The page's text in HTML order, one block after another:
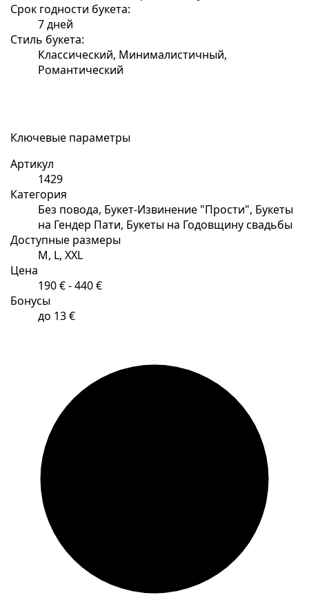
Срок годности букета:
7 дней
Стиль букета:
Классический, Минималистичный,
Романтический
Ключевые параметры
Артикул
1429
Категория
Без повода, Букет-Извинение "Прости", Букеты
на Гендер Пати, Букеты на Годовщину свадьбы
Доступные размеры
M, L, XXL
Цена
190 € - 440 €
Бонусы
до 13 €